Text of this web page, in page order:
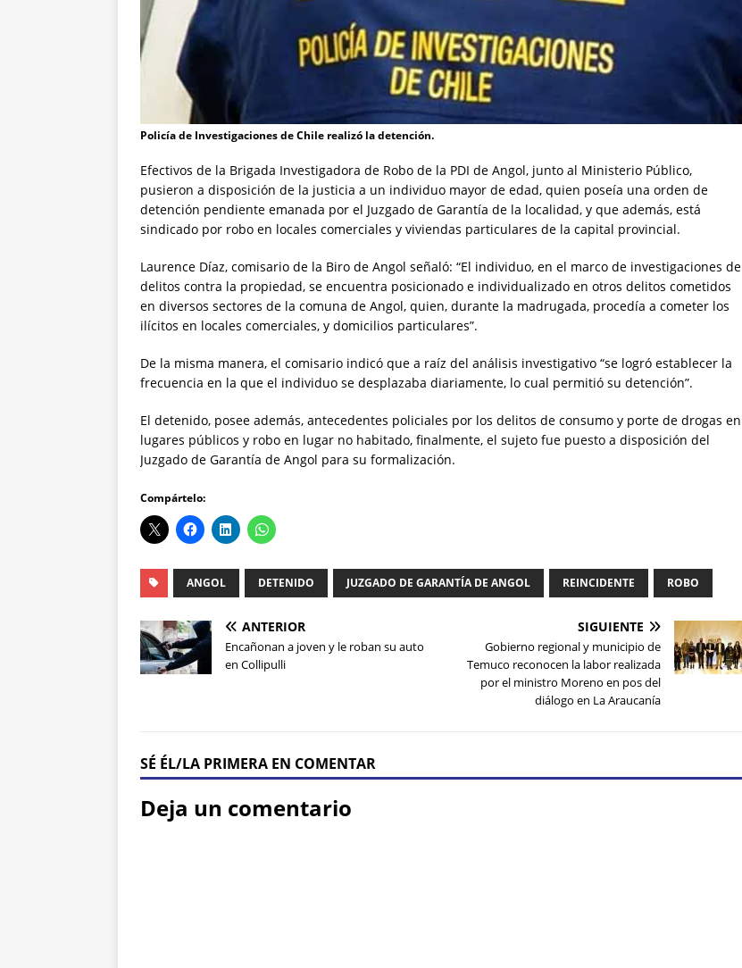
Policía de Investigaciones de Chile realizó la detención.
Efectivos de la Brigada Investigadora de Robo de la PDI de Angol, junto al Ministerio Público,
pusieron a disposición de la justicia a un individuo mayor de edad, quien poseía una orden de
detención pendiente emanada por el Juzgado de Garantía de la localidad, y que además, está
sindicado por robo en locales comerciales y viviendas particulares de la capital provincial.
Laurence Díaz, comisario de la Biro de Angol señaló: “El individuo, en el marco de investigaciones de
delitos contra la propiedad, se encuentra posicionado e individualizado en otros delitos cometidos
en diversos sectores de la comuna de Angol, quien, durante la madrugada, procedía a cometer los
ilícitos en locales comerciales, y domicilios particulares”.
De la misma manera, el comisario indicó que a raíz del análisis investigativo “se logró establecer la
frecuencia en la que el individuo se desplazaba diariamente, lo cual permitió su detención”.
El detenido, posee además, antecedentes policiales por los delitos de consumo y porte de drogas en
lugares públicos y robo en lugar no habitado, finalmente, el sujeto fue puesto a disposición del
Juzgado de Garantía de Angol para su formalización.
Compártelo:
ANGOL DETENIDO JUZGADO DE GARANTÍA DE ANGOL REINCIDENTE ROBO
ANTERIOR
Encañonan a joven y le roban su auto
en Collipulli
SIGUIENTE
Gobierno regional y municipio de
Temuco reconocen la labor realizada
por el ministro Moreno en pos del
diálogo en La Araucanía
SÉ ÉL/LA PRIMERA EN COMENTAR
Deja un comentario